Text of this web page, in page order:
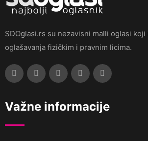
SDOglasi.rs su nezavisni malli oglasi
oglašavanja fizičkim i pravnim licima.
Važne informacije